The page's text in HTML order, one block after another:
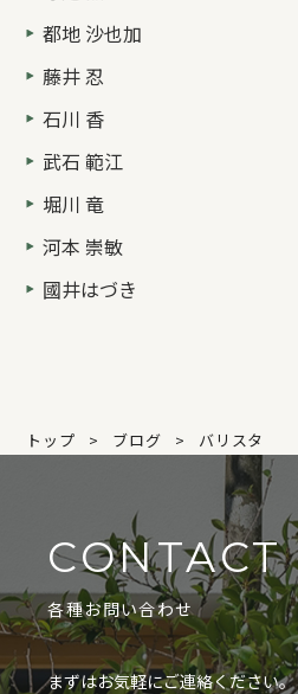
都地 沙也加
藤井 忍
石川 香
武石 範江
堀川 竜
河本 崇敏
國井はづき
トップ ブログ バリスタ
CONTACT
各種お問い合わせ
まずはお気軽にご連絡ください。